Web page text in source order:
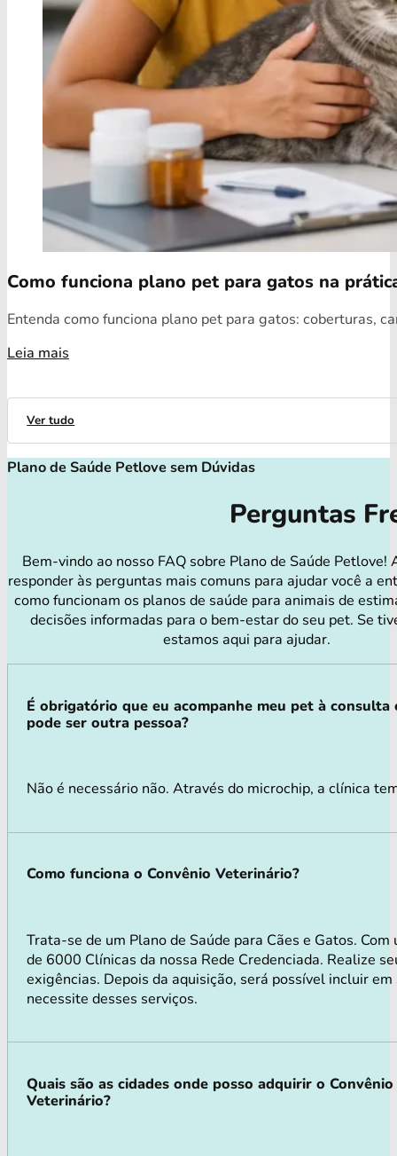
Como funciona plano pet para gatos na
Entenda como funciona plano pet para gatos: coberturas,
Leia mais
Ver tudo
Plano de Saúde Petlove sem Dúvidas
Perguntas
Bem-vindo ao nosso FAQ sobre Plano de Saúde Petlove!
responder às perguntas mais comuns para ajudar você a
como funcionam os planos de saúde para animais de
decisões informadas para o bem-estar do seu pet. Se
estamos aqui para ajudar.
É obrigatório que eu acompanhe meu pet à consulta
pode ser outra pessoa?
Não é necessário não. Através do microchip, a clínica
Como funciona o Convênio Veterinário?
Trata-se de um Plano de Saúde para Cães e Gatos.
de 6000 Clínicas da nossa Rede Credenciada. Realize
exigências. Depois da aquisição, será possível incluir
necessite desses serviços.
Quais são as cidades onde posso adquirir o Convênio
Veterinário?